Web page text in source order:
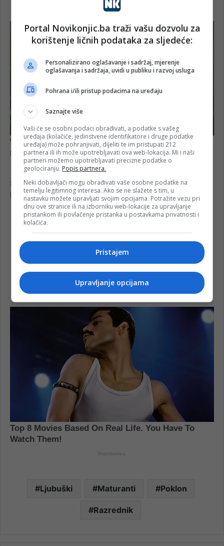
Ljubuški Maturanti Poklon
Razrednik
Portal Novikonjic.ba traži vašu dozvolu za
korištenje ličnih podataka za sljedeće:
Personalizirano oglašavanje i sadržaj, mjerenje
oglašavanja i sadržaja, uvidi u publiku i razvoj usluga
Pohrana i/ili pristup podacima na uređaju
Saznajte više
Vaši će se osobni podaci obrađivati, a podatke s vašeg
uređaja (kolačiće, jedinstvene identifikatore i druge podatke
uređaja) može pohranjivati, dijeliti te im pristupati 212
partnera ili ih može upotrebljavati ova web-lokacija. Mi i naši
partneri možemo upotrebljavati precizne podatke o
geolociranju. Popis partnera.
Neki dobavljači mogu obrađivati vaše osobne podatke na
temelju legitimnog interesa. Ako se ne slažete s tim, u
nastavku možete upravljati svojim opcijama. Potražite vezu pri
dnu ove stranice ili na izborniku web-lokacije za upravljanje
pristankom ili povlačenje pristanka u postavkama privatnosti i
kolačića.
Pristajem
Upravljanje opcijama